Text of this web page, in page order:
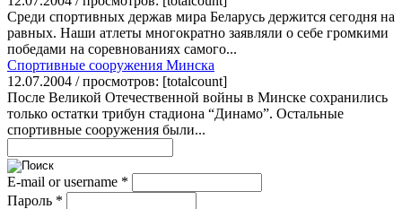
Среди спортивных держав мира Беларусь держится сегодня на
равных. Наши атлеты многократно заявляли о себе громкими
победами на соревнованиях самого...
Спортивные сооружения Минска
12.07.2004 / просмотров: [totalcount]
После Великой Отечественной войны в Минске сохранились
только остатки трибун стадиона “Динамо”. Остальные
спортивные сооружения были...
E-mail or username *
Пароль *